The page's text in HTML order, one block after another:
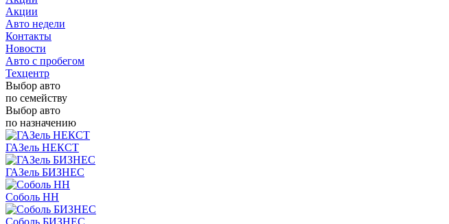
Акции
Авто недели
Контакты
Новости
Авто с пробегом
Техцентр
Выбор авто
по семейству
Выбор авто
по назначению
ГАЗель НЕКСТ
ГАЗель БИЗНЕС
Соболь НН
Соболь БИЗНЕС